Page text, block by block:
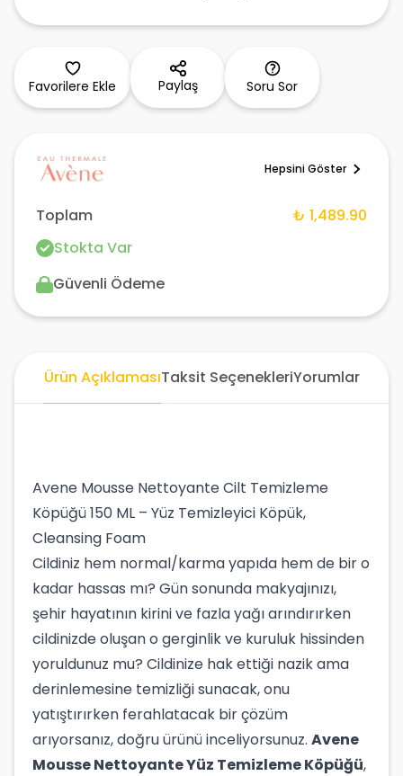
Favorilere Ekle Paylaş Soru Sor
Hepsini Göster
Toplam
₺ 1,489.90
Stokta Var
Güvenli Ödeme
Ürün AçıklamasıTaksit SeçenekleriYorumlar
Avene Mousse Nettoyante Cilt Temizleme
Köpüğü 150 ML – Yüz Temizleyici Köpük,
Cleansing Foam
Cildiniz hem normal/karma yapıda hem de bir o
kadar hassas mı? Gün sonunda makyajınızı,
şehir hayatının kirini ve fazla yağı arındırırken
cildinizde oluşan o gerginlik ve kuruluk hissinden
yoruldunuz mu? Cildinize hak ettiği nazik ama
derinlemesine temizliği sunacak, onu
yatıştırırken ferahlatacak bir çözüm
arıyorsanız, doğru ürünü inceliyorsunuz. Avene
Mousse Nettoyante Yüz Temizleme Köpüğü,